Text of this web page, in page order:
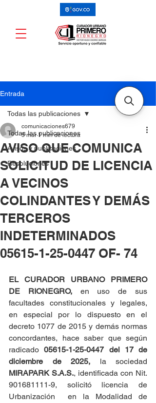
Entrada
Todas las publicaciones
Avisos y publicaciones
Resoluciones
Todas las publicaciones
AVISO QUE COMUNICA
SOLICITUD DE LICENCIA
A VECINOS
COLINDANTES Y DEMÁS
TERCEROS
INDETERMINADOS
05615-1-25-0447 OF- 74
comunicaciones679
5 mar 1 min de lectura
EL CURADOR URBANO PRIMERO
DE RIONEGRO, en uso de sus
facultades constitucionales y legales,
en especial por lo dispuesto en el
decreto 1077 de 2015 y demás normas
concordantes, hace saber que según
radicado 05615-1-25-0447 del
17 de
diciembre de 2025,
MIRAPARK S.A.S., identificada con Nit.
901681111-9, solicitó licencia de
Urbanización  en la Modalidad de